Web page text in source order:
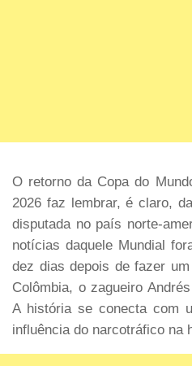
O retorno da Copa do
2026 faz lembrar, é claro,
disputada no país norte-
notícias daquele Mundial
dez dias depois de fazer
Colômbia, o zagueiro
A história se conecta com
influência do narcotráfico na